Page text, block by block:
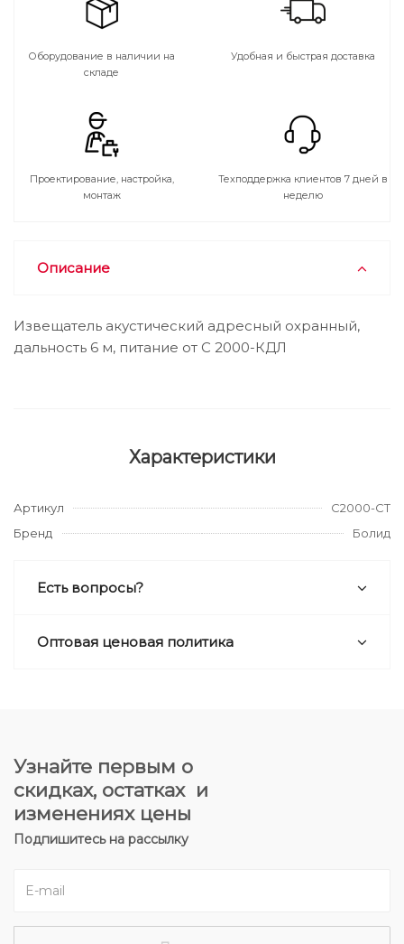
Оборудование в наличии на
складе
Удобная и быстрая доставка
Проектирование, настройка,
монтаж
Техподдержка клиентов 7 дней в
неделю
Описание
Извещатель акустический адресный охранный,
дальность 6 м, питание от С 2000-КДЛ
Характеристики
Артикул
С2000-СТ
Бренд
Болид
Есть вопросы?
Оптовая ценовая политика
Узнайте первым о
скидках, остатках и
изменениях цены
Подпишитесь на рассылку